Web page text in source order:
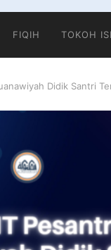
FIQIH TOKOH
Didik Santri